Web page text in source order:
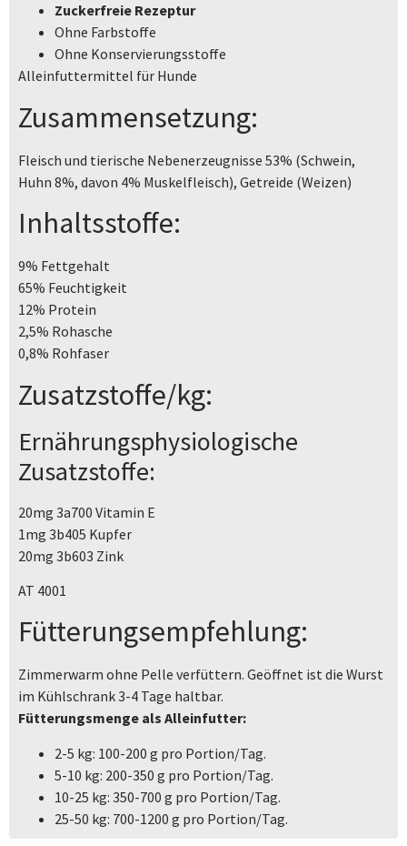
Zuckerfreie Rezeptur
Ohne Farbstoffe
Ohne Konservierungsstoffe
Alleinfuttermittel für Hunde
Zusammensetzung:
Fleisch und tierische Nebenerzeugnisse 53% (Schwein,
Huhn 8%, davon 4% Muskelfleisch), Getreide (Weizen)
Inhaltsstoffe:
9% Fettgehalt
65% Feuchtigkeit
12% Protein
2,5% Rohasche
0,8% Rohfaser
Zusatzstoffe/kg:
Ernährungsphysiologische
Zusatzstoffe:
20mg 3a700 Vitamin E
1mg 3b405 Kupfer
20mg 3b603 Zink
AT 4001
Fütterungsempfehlung:
Zimmerwarm ohne Pelle verfüttern. Geöffnet ist die Wurst
im Kühlschrank 3-4 Tage haltbar.
Fütterungsmenge als Alleinfutter:
2-5 kg: 100-200 g pro Portion/Tag.
5-10 kg: 200-350 g pro Portion/Tag.
10-25 kg: 350-700 g pro Portion/Tag.
25-50 kg: 700-1200 g pro Portion/Tag.